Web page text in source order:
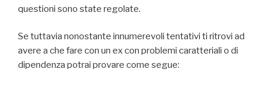
questioni sono state regolate.
Se tuttavia nonostante innumerevoli tentativi ti ritrovi ad
avere a che fare con un ex con problemi caratteriali o di
dipendenza potrai provare come segue: